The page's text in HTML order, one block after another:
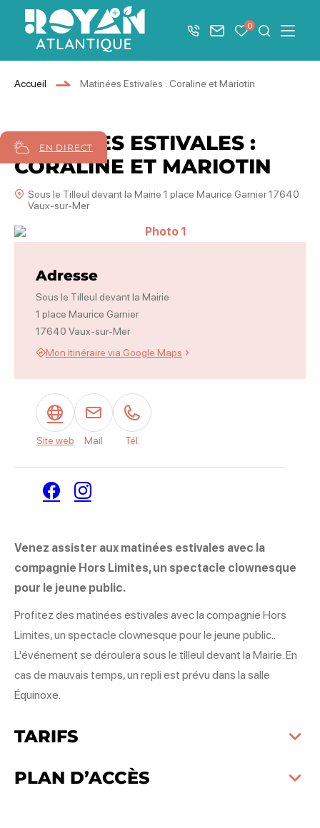
Afficher la barre de navigation du mode éco
Royan Atlantique
+33 5 46 08 21 00
Nous contacter
Mes favoris
0 JeMenu
Accueil Matinées Estivales : Coraline et Mariotin
EN DIRECT
MATINÉES ESTIVALES :
CORALINE ET MARIOTIN
Sous le Tilleul devant la Mairie 1 place Maurice Garnier 17640
Vaux-sur-Mer
Venez assister aux matinées estivales avec la
compagnie Hors Limites, un spectacle clownesque
pour le jeune public.
Profitez des matinées estivales avec la compagnie Hors
Limites, un spectacle clownesque pour le jeune public..
L'événement se déroulera sous le tilleul devant la Mairie. En
cas de mauvais temps, un repli est prévu dans la salle
Équinoxe.
TARIFS
PLAN D’ACCÈS
Photo 1
Adresse
Sous le Tilleul devant la Mairie
1 place Maurice Garnier
17640 Vaux-sur-Mer
Mon itinéraire via Google Maps
Site web Mail Tél.
FacebookInstagram